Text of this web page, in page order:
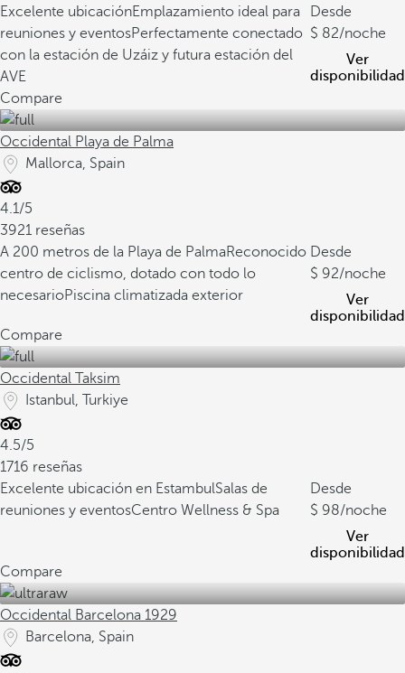
Excelente ubicaciónEmplazamiento ideal para
reuniones y eventosPerfectamente conectado
con la estación de Uzáiz y futura estación del
AVE
Desde
82/noche
Ver
disponibilidad
Compare
Occidental Playa de Palma
Mallorca, Spain
4.1/5
3921 reseñas
A 200 metros de la Playa de PalmaReconocido
centro de ciclismo, dotado con todo lo
necesarioPiscina climatizada exterior
Desde
92/noche
Ver
disponibilidad
Compare
Occidental Taksim
Istanbul, Turkiye
4.5/5
1716 reseñas
Excelente ubicación en EstambulSalas de
reuniones y eventosCentro Wellness & Spa
Desde
98/noche
Ver
disponibilidad
Compare
Occidental Barcelona 1929
Barcelona, Spain